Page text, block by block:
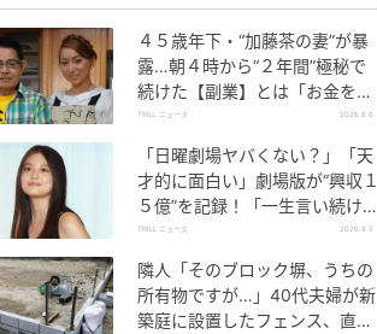
４５歳年下・“加藤茶の妻”が暴
露…朝４時から“２年間”極秘で
続けた【副業】とは「お金を稼
ぐのって大変」
TRILL ニュース 2026.8.6
「日曜劇場ヤバくない？」「天
才的に面白い」劇場版が“興収１
５億”を記録！「一生言い続け
る」放送後も続く“切望の声”
TRILL ニュース 2026.8.5
隣人「そのブロック塀、うちの
所有物ですが…」40代夫婦が新
築庭に設置したフェンス、直後